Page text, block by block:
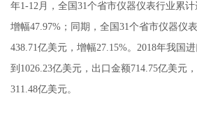
年1-12月，全国31个省市仪器仪表行业累计
增幅47.97%；同期，全国31个省市仪器仪
438.71亿美元，增幅27.15%。2018年我国
到1026.23亿美元，出口金额714.75亿美元
311.48亿美元。